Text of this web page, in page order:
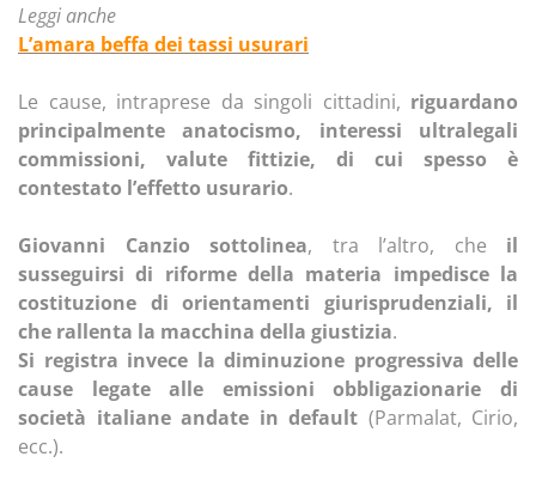
Leggi anche
L’amara beffa dei tassi usurari
Le cause, intraprese da singoli cittadini, riguardano
principalmente anatocismo, interessi ultralegali
commissioni, valute fittizie, di cui spesso è
contestato l’effetto usurario.
Giovanni Canzio sottolinea, tra l’altro, che il
susseguirsi di riforme della materia impedisce la
costituzione di orientamenti giurisprudenziali, il
che rallenta la macchina della giustizia.
Si registra invece la diminuzione progressiva delle
cause legate alle emissioni obbligazionarie di
società italiane andate in default (Parmalat, Cirio,
ecc.).